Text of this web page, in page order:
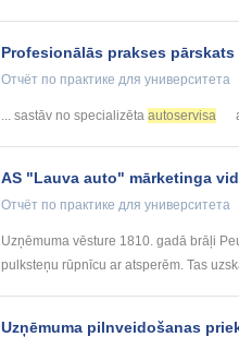
Profesionālās prakses
Отчёт по практике для университета
... sastāv no specializēta autoservisa
AS "Lauva auto" mārketinga
Отчёт по практике для университета
Uzņēmuma vēsture 1810. gadā brāļi
pulksteņu rūpnīcu ar atsperēm. Tas
Uzņēmuma pilnveidošanas